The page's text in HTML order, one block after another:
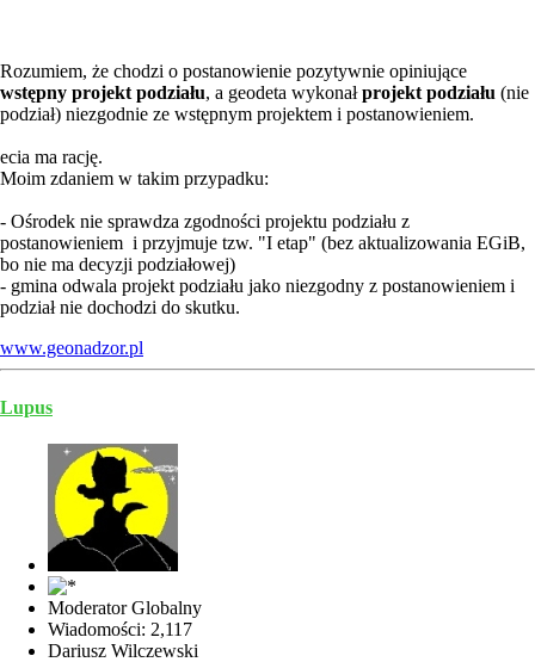
Rozumiem, że chodzi o postanowienie pozytywnie opiniujące
wstępny projekt podziału, a geodeta wykonałprojekt podziału (nie
podział) niezgodnie ze wstępnym projektem i postanowieniem.
ecia ma rację.
Moim zdaniem w takim przypadku:
- Ośrodek nie sprawdza zgodności projektu podziału z
postanowieniem i przyjmuje tzw. "I etap" (bez aktualizowania EGiB,
bo nie ma decyzji podziałowej)
- gmina odwala projekt podziału jako niezgodny z postanowieniem i
podział nie dochodzi do skutku.
www.geonadzor.pl
Lupus
Moderator Globalny
Wiadomości: 2,117
Dariusz Wilczewski